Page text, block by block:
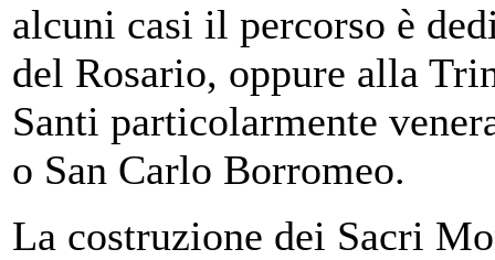
alcuni casi il percorso è
del Rosario, oppure alla
Santi particolarmente
o San Carlo Borromeo.
La costruzione dei Sacri